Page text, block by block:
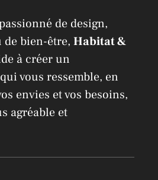
de design,
de bien-être, Habitat &
à créer un
vous ressemble, en
envies et vos besoins,
agréable et